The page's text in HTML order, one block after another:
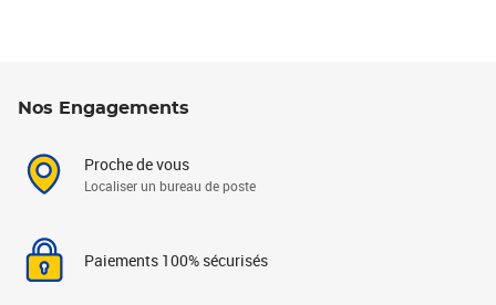
Nos Engagements
Proche de vous
Localiser un bureau de poste
Paiements 100% sécurisés